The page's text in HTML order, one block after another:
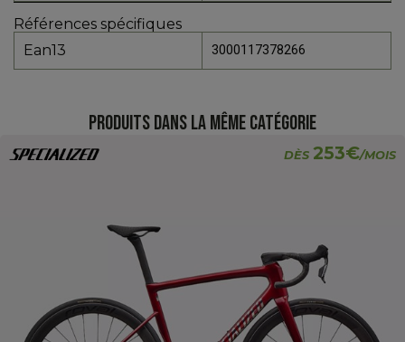
Références spécifiques
Ean13
3000117378266
PRODUITS DANS LA MÊME CATÉGORIE
DÈS 253€/MOIS